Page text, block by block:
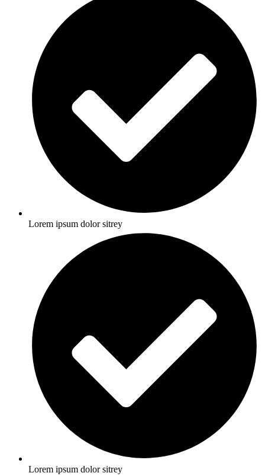
Lorem ipsum dolor sitrey
Lorem ipsum dolor sitrey